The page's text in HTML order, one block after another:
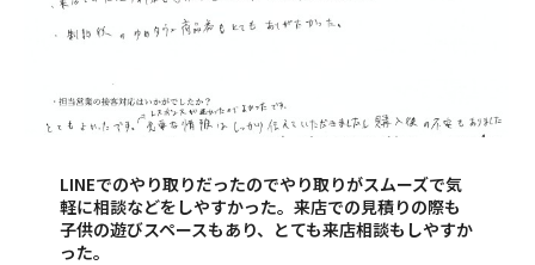
LINEでのやり取りだったのでやり取りがスムーズで気
軽に相談などをしやすかった。来店での見積りの際も
子供の遊びスペースもあり、とても来店相談もしやすか
った。